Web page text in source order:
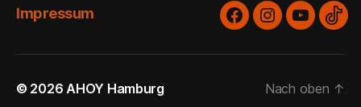
Impressum
FacebookInstagram
YouTube
© 2026AHOY Hamburg Nach oben ↑